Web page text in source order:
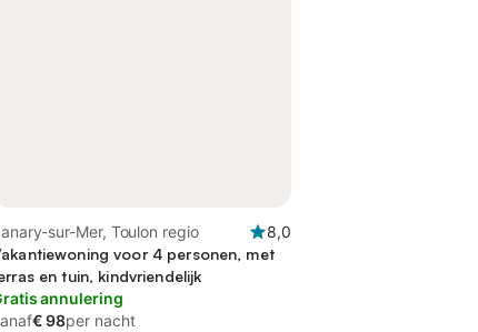
sur-Mer, Toulon regio
8,0
voor 4 personen, met
en tuin, kindvriendelijk
annulering
€ 98per nacht